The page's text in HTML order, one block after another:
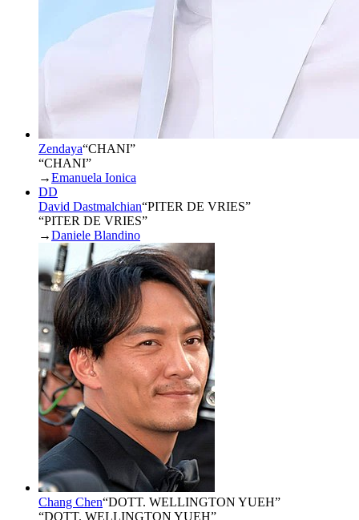
Zendaya“CHANI”
“CHANI”
→Emanuela Ionica
DD
David Dastmalchian“PITER DE VRIES”
“PITER DE VRIES”
→Daniele Blandino
Chang Chen“DOTT. WELLINGTON YUEH”
“DOTT. WELLINGTON YUEH”